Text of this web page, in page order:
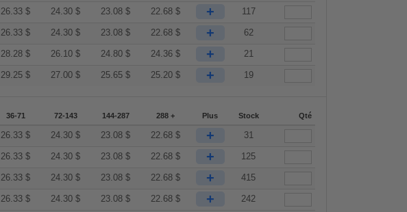
26.33$ 24.30$ 23.08$ 22.68$ + 117
26.33$ 24.30$ 23.08$ 22.68$ + 62
28.28$ 26.10$ 24.80$ 24.36$ + 21
29.25$ 27.00$ 25.65$ 25.20$ + 19
36-71 72-143 144-287 288 + Plus Stock Qté
26.33$ 24.30$ 23.08$ 22.68$ + 31
26.33$ 24.30$ 23.08$ 22.68$ + 125
26.33$ 24.30$ 23.08$ 22.68$ + 415
26.33$ 24.30$ 23.08$ 22.68$ + 242